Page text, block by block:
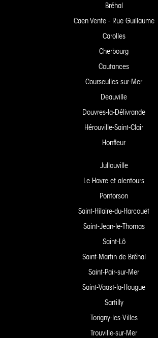
Bréhal
Caen Vente - Rue Guillaume
Carolles
Cherbourg
Coutances
Courseulles-sur-Mer
Deauville
Douvres-la-Délivrande
Hérouville-Saint-Clair
Honfleur
Jullouville
Le Havre et alentours
Pontorson
Saint-Hilaire-du-Harcouët
Saint-Jean-le-Thomas
Saint-Lô
Saint-Martin de Bréhal
Saint-Pair-sur-Mer
Saint-Vaast-la-Hougue
Sartilly
Torigny-les-Villes
Trouville-sur-Mer